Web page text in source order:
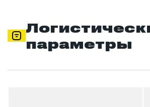
параметры